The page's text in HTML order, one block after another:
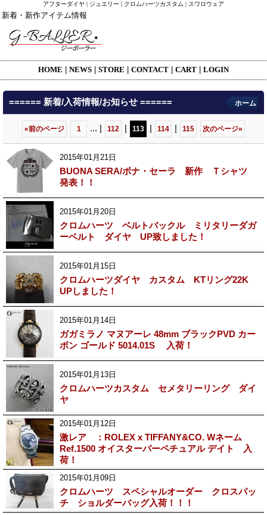
アフターダイヤ | ジュエリー | クロムハーツカスタム | スワロウェア
新着・新作アイテム情報
HOME NEWS STORE CONTACT CART LOGIN
====== 新着/入荷情報/お知らせ ====== ホーム
«前のページ 1 ... | 112 | 113 | 114 | 115 次のページ»
2015年01月21日
BUONA SERA/ボナ・セーラ 新作 Ｔシャツ
発表！！
2015年01月20日
クロムハーツ ベルトバックル ミリタリーダガ
ーベルト ダイヤ UP致しました！
2015年01月15日
クロムハーツダイヤ カスタム KTリング22K
UPしました！
2015年01月14日
ガガミラノ マヌアーレ 48mm ブラックPVD カー
ボン ゴールド 5014.01S 入荷！
2015年01月13日
クロムハーツカスタム セメタリーリング ダイ
ヤ
2015年01月12日
激レア ：ROLEX x TIFFANY&CO. Wネーム
Ref.1500 オイスターパーペチュアル デイト 入
荷！
2015年01月09日
クロムハーツ スペシャルオーダー クロスパッ
チ ショルダーバッグ入荷！！！